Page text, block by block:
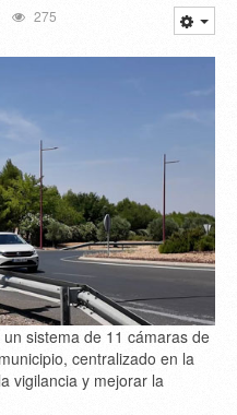
275
sistema de 11 cámaras de
centralizado en la
vigilancia y mejorar la